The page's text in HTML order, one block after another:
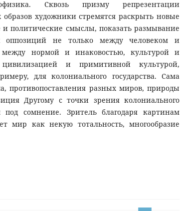
Сквозь призму репрезентации
художники стремятся раскрыть новые
и политические смыслы, показать размывание
оппозиций не только между человеком и
нормой и инаковостью, культурой и
и примитивной культурой,
для колониального государства. Сама
противопоставления разных миров, природы
Другому с точки зрения колониального
под сомнение. Зритель благодаря картинам
мир как некую тотальность, многообразие